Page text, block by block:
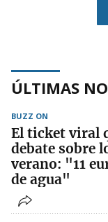
ÚLTIMAS
BUZZ ON
El ticket viral
debate sobre
verano: "11
de agua"